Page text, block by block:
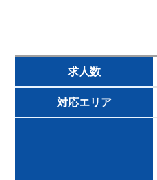
求人数
対応エリア